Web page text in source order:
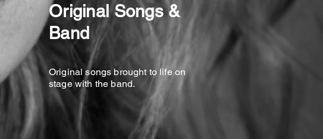
Original Songs &
Band
Original songs brought to life on
stage with the band.